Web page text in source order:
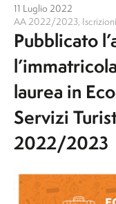
11 Luglio 2022
AA 2022/2023, Iscrizioni
Pubblicato
laurea in
Servizi
2022/2023